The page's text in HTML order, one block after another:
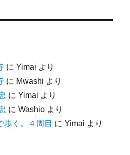
にYimai より
に Mwashi より
にYimai より
にWashio より
歩く。４周目 にYimai より